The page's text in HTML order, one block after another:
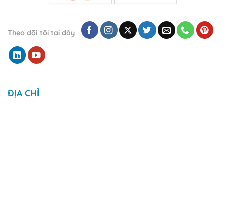
Theo dõi tôi tại đây
ĐỊA CHỈ